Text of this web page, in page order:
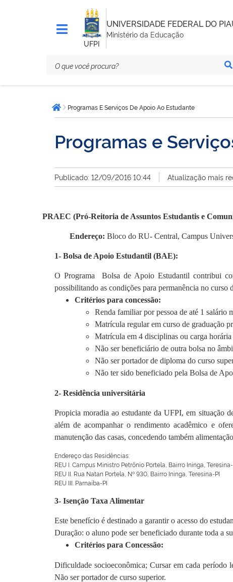
UFPI
UNIVERSIDADE FEDERAL DO
Ministério da Educação
está
aqui:Página inicial
Programas E Serviços De Apoio Ao Estudante
Programas e
Publicado: 12/09/2016 10:44 Atualização mais
PRAEC (Pró-Reitoria de Assuntos Estudantis e
Endereço: Bloco do RU- Central, Campus
1- Bolsa de Apoio Estudantil (BAE):
O Programa Bolsa de Apoio Estudantil contribui
possibilitando as condições para permanência no curso
Critérios para concessão:
Renda familiar por pessoa de até 1 salário
Matrícula regular em curso de graduação
Matrícula em 4 disciplinas ou carga horária
Não ser beneficiário de outra bolsa no
Não ser portador de diploma do curso
Não ter sido beneficiado pela Bolsa de
2- Residência universitária
Propicia moradia ao estudante da UFPI, em situação
além de acompanhar o rendimento acadêmico e
manutenção das casas, concedendo também
Endereço das Residências:
REU I. Campus Ministro Petrônio Portela, Bairro Ininga,
REU II. Rua Natan Portela, Nº 930, Bairro Ininga, Teresina-PI
REU III. Parnaíba-PI
3- Isenção Taxa Alimentar
Este benefício é destinado a garantir o acesso do
Duração: o aluno pode ser beneficiado durante toda a
Critérios para Concessão:
Dificuldade socioeconômica; Cursar em cada período
Não ser portador de curso superior.